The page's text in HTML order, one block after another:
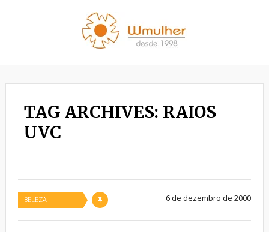
TAG ARCHIVES: RAIOS
UVC
BELEZA 6 de dezembro de 2000